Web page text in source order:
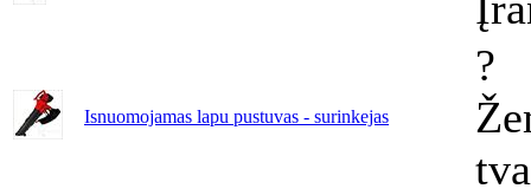
Isnuomojamas lapu pustuvas - surinkejas
?